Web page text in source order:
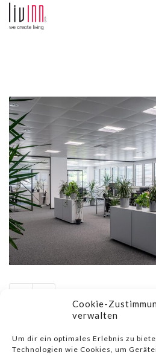
Cookie-
verwalten
Um dir ein optimales Erlebnis zu
Technologien wie Cookies, um